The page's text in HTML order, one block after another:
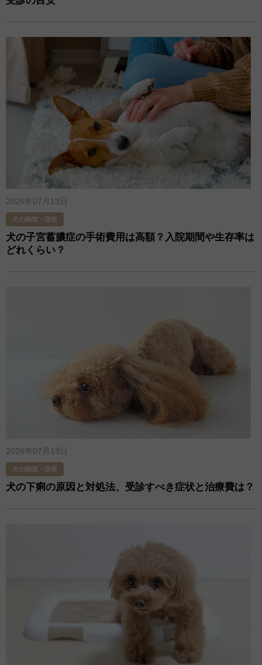
2026年07月13日
犬の病気・症状
犬の子宮蓄膿症の手術費用は高額？入院期間や生存率は
どれくらい？
2026年07月13日
犬の病気・症状
犬の下痢の原因と対処法、受診すべき症状と治療費は？